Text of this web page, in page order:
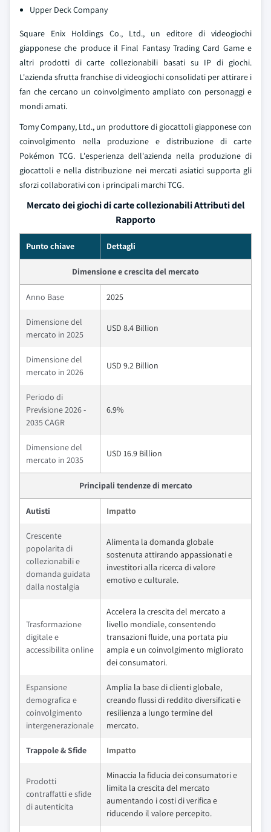
Upper Deck Company
Square Enix Holdings Co., Ltd., un editore di videogiochi
giapponese che produce il Final Fantasy Trading Card Game e
altri prodotti di carte collezionabili basati su IP di giochi.
L'azienda sfrutta franchise di videogiochi consolidati per attirare i
fan che cercano un coinvolgimento ampliato con personaggi e
mondi amati.
Tomy Company, Ltd., un produttore di giocattoli giapponese con
coinvolgimento nella produzione e distribuzione di carte
Pokémon TCG. L'esperienza dell'azienda nella produzione di
giocattoli e nella distribuzione nei mercati asiatici supporta gli
sforzi collaborativi con i principali marchi TCG.
Mercato dei giochi di carte collezionabili Attributi del
Rapporto
Punto chiave Dettagli
Dimensione e crescita del mercato
Anno Base 2025
Dimensione del
mercato in 2025
USD 8.4 Billion
Dimensione del
mercato in 2026
USD 9.2 Billion
Periodo di
Previsione 2026 -
2035 CAGR
6.9%
Dimensione del
mercato in 2035
USD 16.9 Billion
Principali tendenze di mercato
Autisti Impatto
Crescente
popolarita di
collezionabili e
domanda guidata
dalla nostalgia
Alimenta la domanda globale
sostenuta attirando appassionati e
investitori alla ricerca di valore
emotivo e culturale.
Trasformazione
digitale e
accessibilita online
Accelera la crescita del mercato a
livello mondiale, consentendo
transazioni fluide, una portata piu
ampia e un coinvolgimento migliorato
dei consumatori.
Espansione
demografica e
coinvolgimento
intergenerazionale
Amplia la base di clienti globale,
creando flussi di reddito diversificati e
resilienza a lungo termine del
mercato.
Trappole & Sfide Impatto
Prodotti
contraffatti e sfide
di autenticita
Minaccia la fiducia dei consumatori e
limita la crescita del mercato
aumentando i costi di verifica e
riducendo il valore percepito.